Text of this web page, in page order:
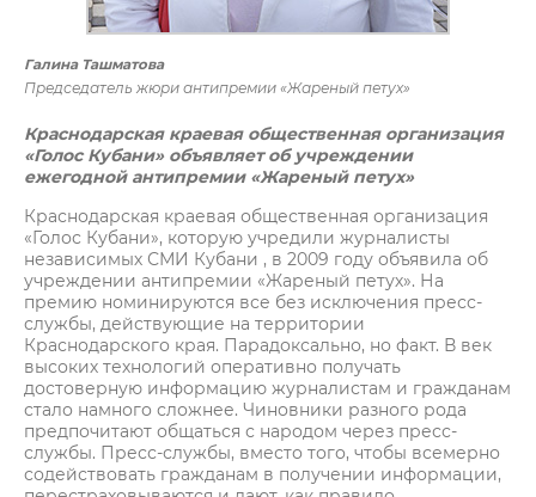
Галина Ташматова
Председатель жюри антипремии «Жареный петух»
Краснодарская краевая общественная организация
«Голос Кубани» объявляет об учреждении
ежегодной антипремии «Жареный петух»
Краснодарская краевая общественная организация
«Голос Кубани», которую учредили журналисты
независимых СМИ Кубани , в 2009 году объявила об
учреждении антипремии «Жареный петух». На
премию номинируются все без исключения пресс-
службы, действующие на территории
Краснодарского края. Парадоксально, но факт. В век
высоких технологий оперативно получать
достоверную информацию журналистам и гражданам
стало намного сложнее. Чиновники разного рода
предпочитают общаться с народом через пресс-
службы. Пресс-службы, вместо того, чтобы всемерно
содействовать гражданам в получении информации,